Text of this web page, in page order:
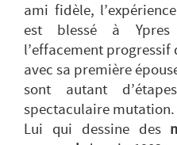
ami fidèle,
est blessé à Ypres
l’effacement progressif
avec sa première
sont autant
spectaculaire mutation.
Lui qui dessine des